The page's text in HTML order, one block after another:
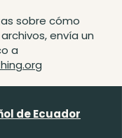
sobre cómo
envía un
a
de Ecuador